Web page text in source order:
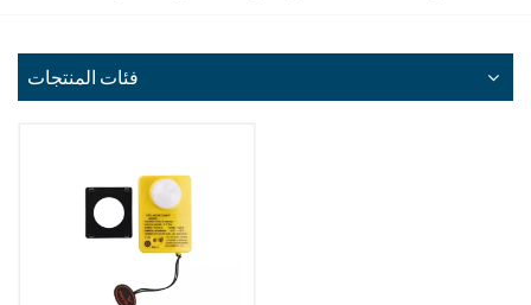
فئات المنتجات